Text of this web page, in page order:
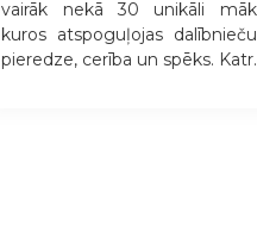
vairāk nekā 30 unikāli
kuros atspoguļojas
pieredze, cerība un spēks.